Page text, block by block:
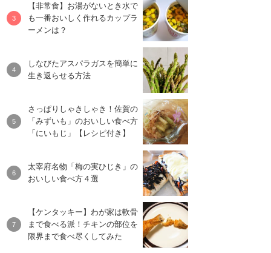
【非常食】お湯がないとき水で
も一番おいしく作れるカップラ
ーメンは？
しなびたアスパラガスを簡単に
生き返らせる方法
さっぱりしゃきしゃき！佐賀の
「みずいも」のおいしい食べ方
「にいもじ」【レシピ付き】
太宰府名物「梅の実ひじき」の
おいしい食べ方４選
【ケンタッキー】わが家は軟骨
まで食べる派！チキンの部位を
限界まで食べ尽くしてみた